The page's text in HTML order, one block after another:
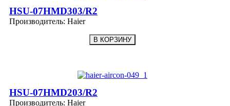
HSU-07HMD303/R2
Производитель: Haier
HSU-07HMD203/R2
Производитель: Haier